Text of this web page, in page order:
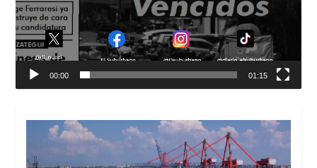
00:00 01:15